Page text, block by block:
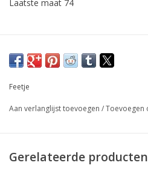
Laatste maat 74
Feetje
Aan verlanglijst toevoegen /Toevoegen
Gerelateerde producten